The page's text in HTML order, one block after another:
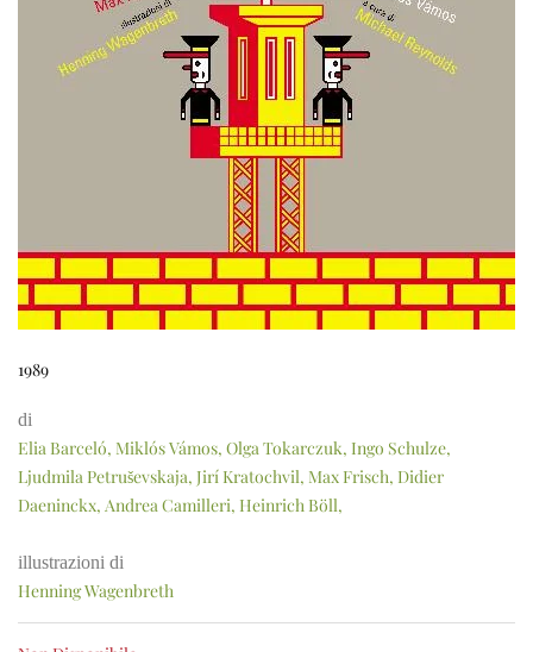
1989
di
Elia Barceló, Miklós Vámos, Olga Tokarczuk, Ingo Schulze,
Ljudmila Petruševskaja, Jirí Kratochvil, Max Frisch, Didier
Daeninckx, Andrea Camilleri, Heinrich Böll,
illustrazioni di
Henning Wagenbreth